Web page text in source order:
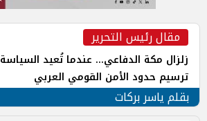
مقال رئيس التحرير
زلزال مكة الدفاعي... عندما تُعيد السياسة
ترسيم حدود الأمن القومي العربي
بقلم ياسر بركات